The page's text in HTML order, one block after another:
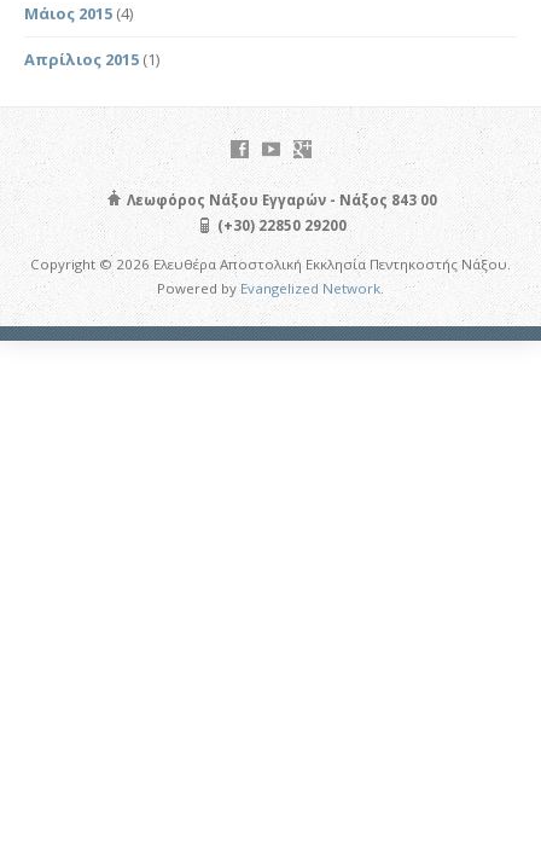
Μάιος 2015 (4)
Απρίλιος 2015 (1)
Λεωφόρος Νάξου Εγγαρών - Νάξος 843 00
(+30) 22850 29200
Copyright © 2026 Ελευθέρα Αποστολική Εκκλησία Πεντηκοστής Νάξου.
Powered byEvangelized Network.